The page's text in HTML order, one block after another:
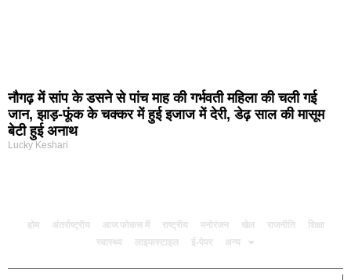
नौगढ़ में सांप के डसने से पांच माह की गर्भवती महिला की चली गई
जान, झाड़-फूंक के चक्कर में हुई इजाज में देरी, डेढ़ साल की मासूम
बेटी हुई अनाथ
Lucky Keshari
होम अंतर्राष्ट्रीय आज फोकस में राष्ट्रीय मनोरंजन खेल राजनीति
शिक्षा
स्वास्थ्य
लाइफस्टाइल ई-पेपर अन्य